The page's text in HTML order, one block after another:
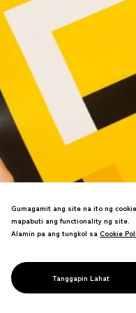
LIFECOIN
STICKER
Gumagamit ang site na ito ng
mapabuti ang functionality ng site.
Alamin pa ang tungkol sa Cookie
Cookie
Tanggapin Lahat